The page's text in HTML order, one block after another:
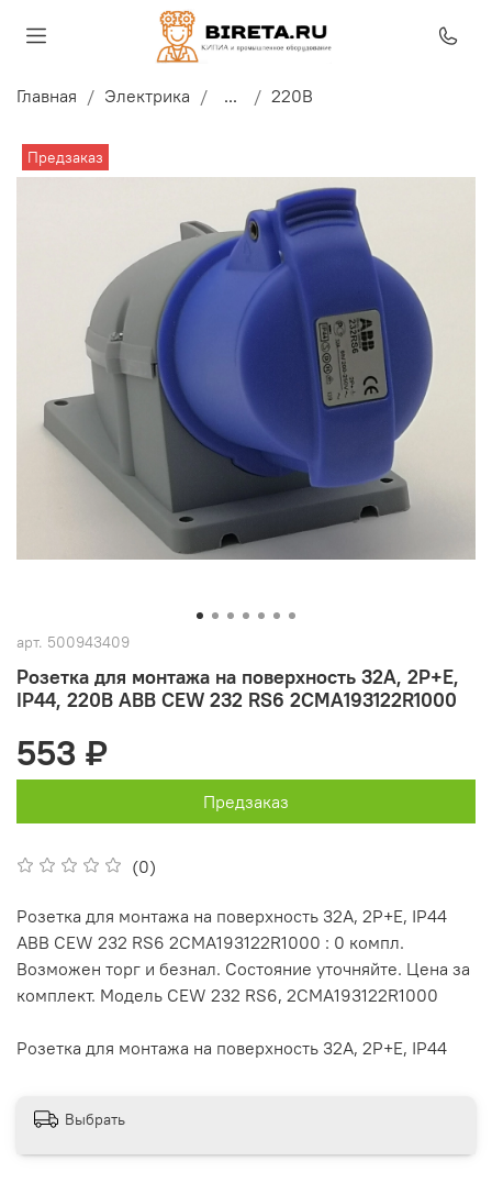
Главная Электрика ... 220В
Предзаказ
арт. 500943409
Розетка для монтажа на поверхность 32A, 2P+E,
IP44, 220В ABB CEW 232 RS6 2CMA193122R1000
(0)
553 ₽
Предзаказ
Розетка для монтажа на поверхность 32A, 2P+E, IP44
ABB CEW 232 RS6 2CMA193122R1000 : 0 компл.
Возможен торг и безнал. Состояние уточняйте. Цена за
комплект. Модель CEW 232 RS6, 2CMA193122R1000
Розетка для монтажа на поверхность 32A, 2P+E, IP44
Выбрать